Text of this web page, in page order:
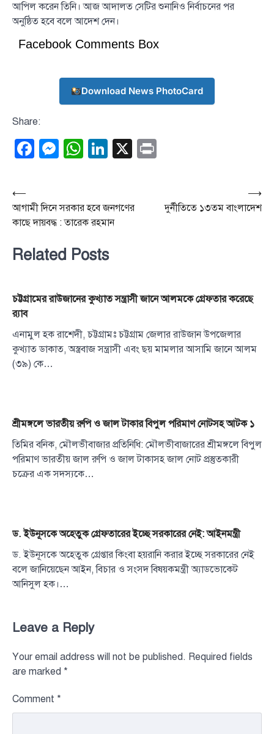
আপিল করেন তিনি। আজ আদালত সেটির শুনানিও নির্বাচনের পর
অনুষ্ঠিত হবে বলে আদেশ দেন।
Facebook Comments Box
Download News PhotoCard
Share:
Facebook
Messenger
WhatsApp
LinkedIn
X
Post
navigation
⟵
আগামী দিনে সরকার হবে জনগণের
কাছে দায়বদ্ধ : তারেক রহমান
দুর্নীতিতে ১৩তম বাংলাদেশ
⟶
Related Posts
চট্টগ্রামের রাউজানের কুখ্যাত সন্ত্রাসী জানে আলমকে গ্রেফতার করেছে
র‌্যাব
এনামুল হক রাশেদী, চট্টগ্রামঃ চট্টগ্রাম জেলার রাউজান উপজেলার
কুখ্যাত ডাকাত, অস্ত্রবাজ সন্ত্রাসী এবং ছয় মামলার আসামি জানে আলম
(৩৯) কে…
শ্রীমঙ্গলে ভারতীয় রুপি ও জাল টাকার বিপুল পরিমাণ নোটসহ আটক ১
তিমির বনিক, মৌলভীবাজার প্রতিনিধি: মৌলভীবাজারের শ্রীমঙ্গলে বিপুল
পরিমাণ ভারতীয় জাল রুপি ও জাল টাকাসহ জাল নোট প্রস্তুতকারী
চক্রের এক সদস্যকে…
ড. ইউনূসকে অহেতুক গ্রেফতারের ইচ্ছে সরকারের নেই: আইনমন্ত্রী
ড. ইউনূসকে অহেতুক গ্রেপ্তার কিংবা হয়রানি করার ইচ্ছে সরকারের নেই
বলে জানিয়েছেন আইন, বিচার ও সংসদ বিষয়কমন্ত্রী অ্যাডভোকেট
আনিসুল হক।…
Leave a Reply
Your email address will not be published. Required fields
are marked *
Comment *